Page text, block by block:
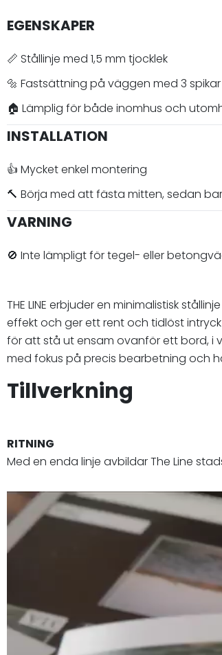
EGENSKAPER
📏 Stållinje med 1,5 mm tjocklek
🔩 Fastsättning på väggen med 3 spikar
🏠 Lämplig för både inomhus och
INSTALLATION
👍 Mycket enkel montering
🔨 Börja med att fästa mitten, sedan
VARNING
🚫 Inte lämpligt för tegel- eller
THE LINE erbjuder en minimalistisk
effekt och ger ett rent och tidlöst
för att stå ut ensam ovanför ett bord, i
med fokus på precis bearbetning och
Tillverkning
RITNING
Med en enda linje avbildar The Line